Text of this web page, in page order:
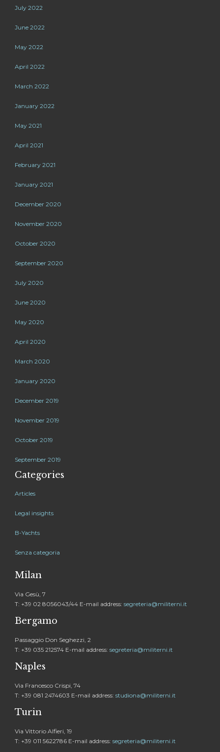
July 2022
June 2022
May 2022
April 2022
March 2022
January 2022
May 2021
April 2021
February 2021
January 2021
December 2020
November 2020
October 2020
September 2020
July 2020
June 2020
May 2020
April 2020
March 2020
January 2020
December 2019
November 2019
October 2019
September 2019
Categories
Articles
Legal insights
B-Yachts
Senza categoria
Milan
Via Gesù, 7
T: +39 02 8056043/44 E-mail address: segreteria@militerni.it
Bergamo
Passaggio Don Seghezzi, 2
T: +39 035 212574 E-mail address: segreteria@militerni.it
Naples
Via Francesco Crispi, 74
T: +39 081 2474603 E-mail address: studiona@militerni.it
Turin
Via Vittorio Alfieri, 19
T: +39 011 5622786 E-mail address: segreteria@militerni.it